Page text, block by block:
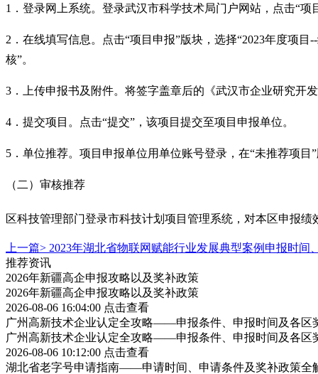
1．登录网上系统。登录武汉市科学技术局门户网站，点击“
2．在线填写信息。点击“项目申报”版块，选择“2023年度项
核”。
3．上传申报书及附件。将签字盖章后的《武汉市企业研究开
4．提交项目。点击“提交”，该项目提交至项目申报单位。
5．单位推荐。项目申报单位用单位账号登录，在“未推荐项
（二）审核推荐
区科技管理部门登录市科技计划项目管理系统，对本区申报
上一篇> 2023年湖北省物联网赋能行业发展典型案例申报时间
推荐资讯
2026年新疆高企申报攻略以及奖补政策
2026年新疆高企申报攻略以及奖补政策
2026-08-06 16:04:00 点击查看
广州高新技术企业认定全攻略——申报条件、申报时间及各区
广州高新技术企业认定全攻略——申报条件、申报时间及各区
2026-08-06 10:12:00 点击查看
湖北省老字号申请指南——申请时间、申请条件及奖补政策全